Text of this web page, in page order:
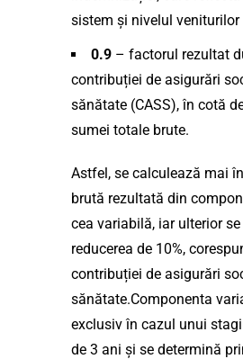
sistem și nivelul veniturilor
0.9 – factorul rezultat
contribuției de asigurări
sănătate (CASS), în cotă
sumei totale brute.
Astfel, se calculează mai
brută rezultată din
cea variabilă, iar ulterior
reducerea de 10%,
contribuției de asigurări
sănătate.Componenta
exclusiv în cazul unui
de 3 ani și se determină